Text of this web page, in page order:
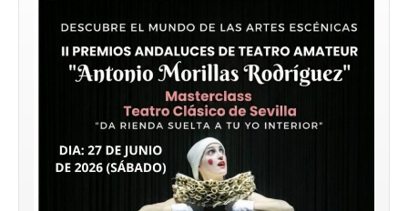
Morillas
Pozoblanco